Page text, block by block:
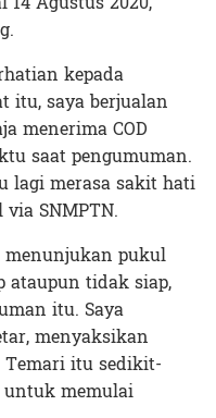
kepada
itu, saya berjualan
menerima COD
saat pengumuman.
lagi merasa sakit hati
SNMPTN.
menunjukan pukul
ataupun tidak siap,
itu. Saya
menyaksikan
itu sedikit-
memulai